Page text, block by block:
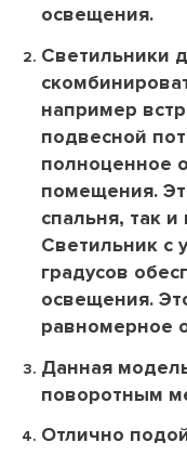
освещения.
Светильники
например
подвесной
полноценное
помещения.
спальня, так
Светильник с
градусов
освещения.
равномерное
Данная
поворотным
Отлично